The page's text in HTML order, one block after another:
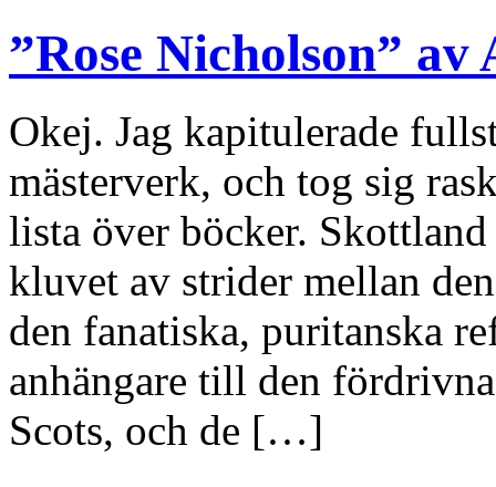
”Rose Nicholson”
Okej. Jag kapitulerade
mästerverk, och tog sig
lista över böcker.
kluvet av strider mellan
den fanatiska, puritanska
anhängare till den
Scots, och de […]